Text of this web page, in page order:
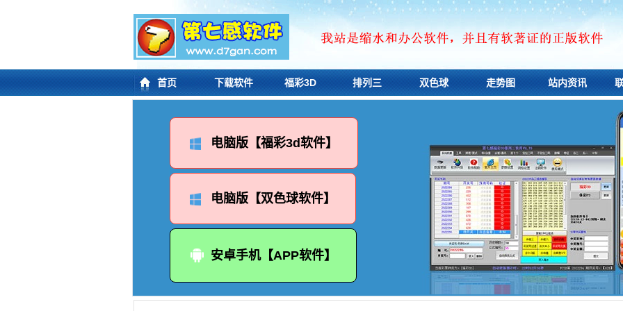
首页 下载软件 福彩3D 排列三 双色球 走势图 站内资讯
电脑版【福彩3d软件】
电脑版【双色球软件】
安卓手机【APP软件】